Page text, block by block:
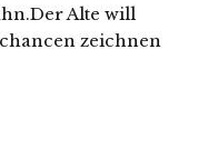
Alte will
zeichnen